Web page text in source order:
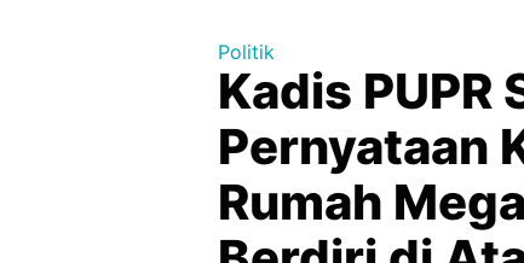
Politik
Kadis PUPR
Pernyataan
Rumah